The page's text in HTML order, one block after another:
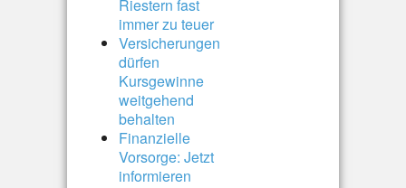
Riestern fast
immer zu teuer
Versicherungen
dürfen
Kursgewinne
weitgehend
behalten
Finanzielle
Vorsorge: Jetzt
informieren